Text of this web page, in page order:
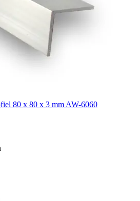
80 x 80 x 3 mm AW-6060